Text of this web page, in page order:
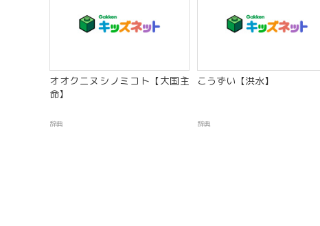
オオクニヌシノミコト【大国主
命】
辞典
こうずい【洪水】
辞典